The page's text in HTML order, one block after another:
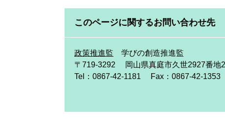
このページに関するお問い合わせ先
政策推進監
学びの創造推進監
〒719-3292
岡山県真庭市久世2927番地2
Tel：0867-42-1181
Fax：0867-42-1353